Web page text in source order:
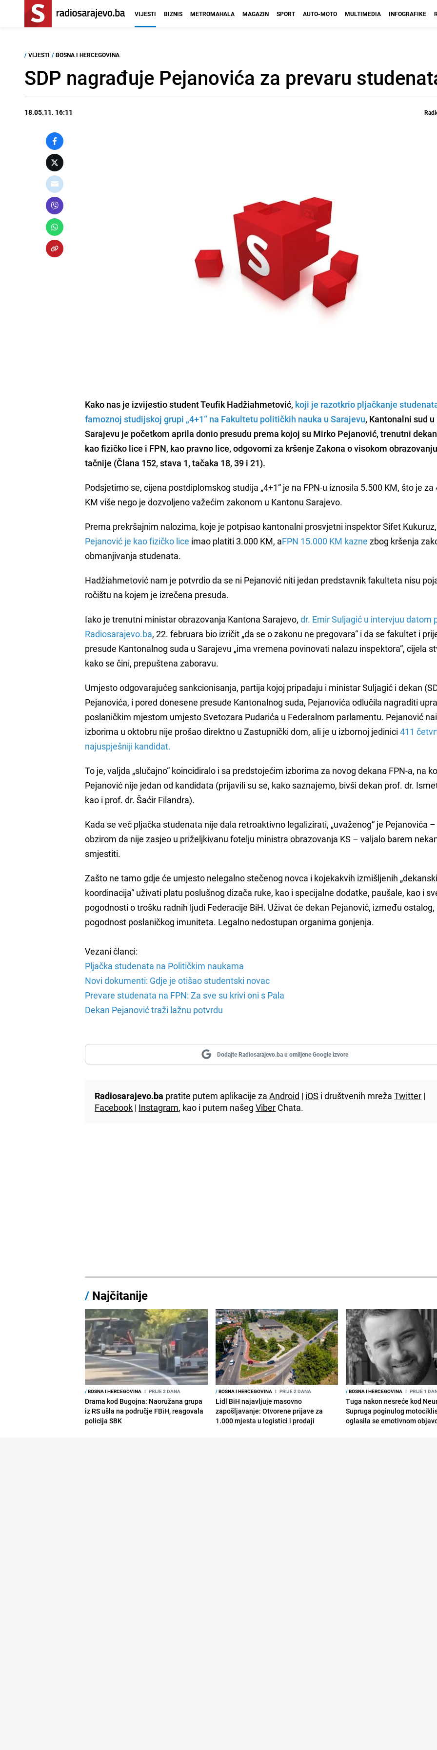
VIJESTI BIZNIS METROMAHALA MAGAZIN SPORT AUTO-MOTO MULTIMEDIA INFOGRAFIKE
/ VIJESTI / BOSNA I HERCEGOVINA
SDP nagrađuje Pejanovića za prevaru
18.05.11. 16:11
Kako nas je izvijestio student Teufik Hadžiahmetović, koji je razotkrio pljačkanje
famoznoj studijskoj grupi „4+1“ na Fakultetu političkih nauka u Sarajevu, Kantonalni sud u
Sarajevu je početkom aprila donio presudu prema kojoj su Mirko Pejanović, trenutni
kao fizičko lice i FPN, kao pravno lice, odgovorni za kršenje Zakona o visokom
tačnije (Člana 152, stava 1, tačaka 18, 39 i 21).
Podsjetimo se, cijena postdiplomskog studija „4+1“ je na FPN-u iznosila 5.500 KM, što je za
KM više nego je dozvoljeno važećim zakonom u Kantonu Sarajevo.
Prema prekršajnim nalozima, koje je potpisao kantonalni prosvjetni inspektor Sifet Kukuruz,
Pejanović je kao fizičko lice imao platiti 3.000 KM, aFPN 15.000 KM kazne zbog kršenja
obmanjivanja studenata.
Hadžiahmetović nam je potvrdio da se ni Pejanović niti jedan predstavnik fakulteta nisu
ročištu na kojem je izrečena presuda.
Iako je trenutni ministar obrazovanja Kantona Sarajevo, dr. Emir Suljagić u intervjuu datom
Radiosarajevo.ba, 22. februara bio izričit „da se o zakonu ne pregovara“ i da se fakultet i
presude Kantonalnog suda u Sarajevu „ima vremena povinovati nalazu inspektora“, cijela
kako se čini, prepuštena zaboravu.
Umjesto odgovarajućeg sankcionisanja, partija kojoj pripadaju i ministar Suljagić i dekan
Pejanovića, i pored donesene presude Kantonalnog suda, Pejanovića odlučila nagraditi
poslaničkim mjestom umjesto Svetozara Pudarića u Federalnom parlamentu. Pejanović
izborima u oktobru nije prošao direktno u Zastupnički dom, ali je u izbornoj jedinici411
najuspješniji kandidat.
To je, valjda „slučajno“ koincidiralo i sa predstojećim izborima za novog dekana FPN-a, na
Pejanović nije jedan od kandidata (prijavili su se, kako saznajemo, bivši dekan prof. dr.
kao i prof. dr. Šaćir Filandra).
Kada se već pljačka studenata nije dala retroaktivno legalizirati, „uvaženog“ je Pejanovića
obzirom da nije zasjeo u priželjkivanu fotelju ministra obrazovanja KS – valjalo barem
smjestiti.
Zašto ne tamo gdje će umjesto nelegalno stečenog novca i kojekakvih izmišljenih
koordinacija“ uživati platu poslušnog dizača ruke, kao i specijalne dodatke, paušale, kao i
pogodnosti o trošku radnih ljudi Federacije BiH. Uživat će dekan Pejanović, između ostalog,
pogodnost poslaničkog imuniteta. Legalno nedostupan organima gonjenja.
Vezani članci:
Pljačka studenata na Političkim naukama
Novi dokumenti: Gdje je otišao studentski novac
Prevare studenata na FPN: Za sve su krivi oni s Pala
Dekan Pejanović traži lažnu potvrdu
Dodajte Radiosarajevo.ba u omiljene Google izvore
Radiosarajevo.ba pratite putem aplikacije zaAndroid | iOS i društvenih mrežaTwitter |
Facebook | Instagram, kao i putem našegViber Chata.
/ Najčitanije
/BOSNA I HERCEGOVINA I PRIJE 2 DANA
Drama kod Bugojna: Naoružana grupa
iz RS ušla na područje FBiH, reagovala
policija SBK
/BOSNA I HERCEGOVINA I PRIJE 2 DANA
Lidl BiH najavljuje masovno
zapošljavanje: Otvorene prijave za
1.000 mjesta u logistici i prodaji
/BOSNA I HERCEGOVINA I PRIJE 1
Tuga nakon nesreće kod
Supruga poginulog
oglasila se emotivnom